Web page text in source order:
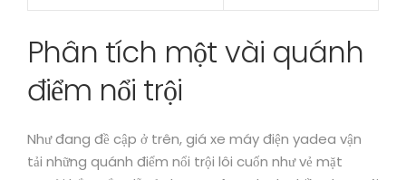
Phân tích một vài quánh
điểm nổi trội
Như đang đề cập ở trên, giá xe máy điện yadea vận
tải những quánh điểm nổi trội lôi cuốn như vẻ mặt